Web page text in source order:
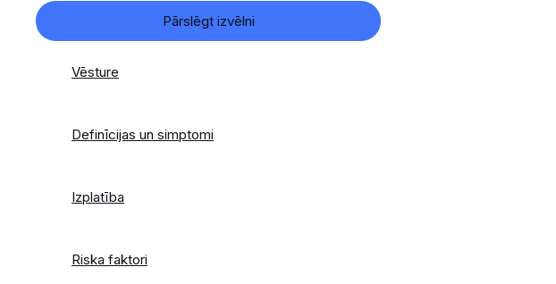
Pārslēgt izvēlni
Vēsture
Definīcijas un simptomi
Izplatība
Riska faktori